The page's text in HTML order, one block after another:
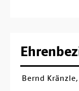
Bernd